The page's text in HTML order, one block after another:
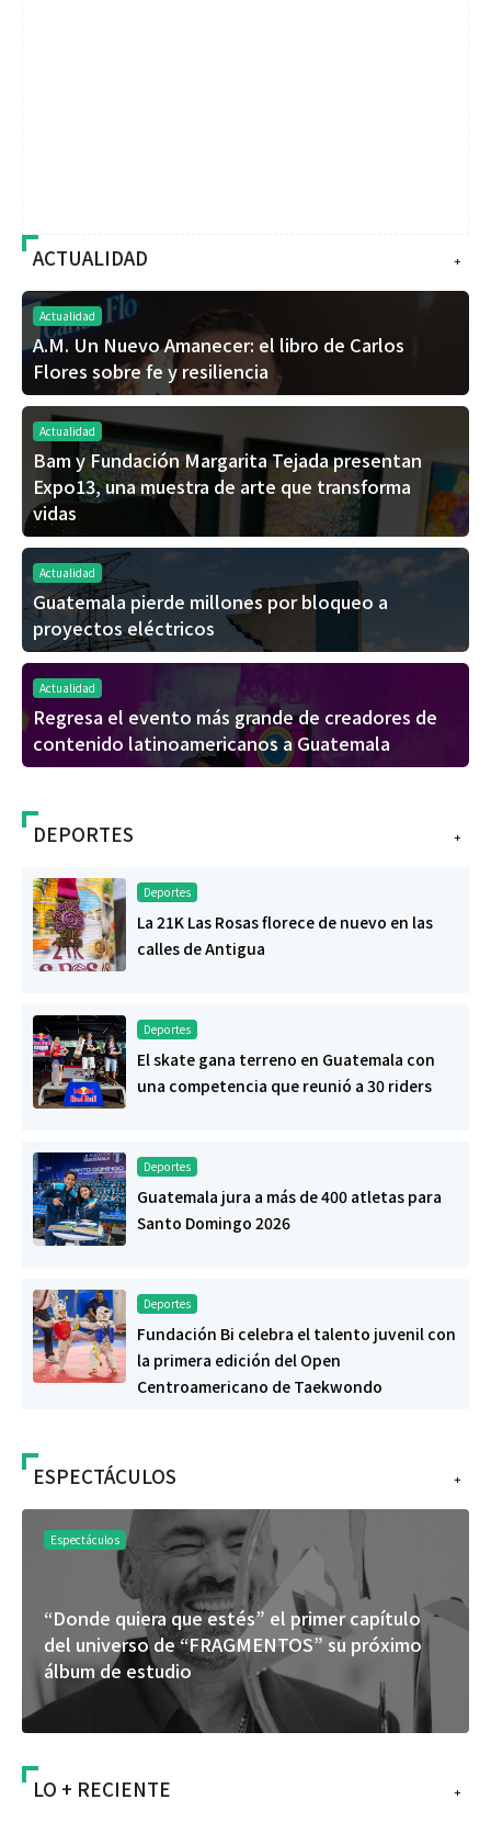
+
ACTUALIDAD
Actualidad
A.M. Un Nuevo Amanecer: el libro de Carlos
Flores sobre fe y resiliencia
Actualidad
Bam y Fundación Margarita Tejada presentan
Expo13, una muestra de arte que transforma
vidas
Actualidad
Guatemala pierde millones por bloqueo a
proyectos eléctricos
Actualidad
Regresa el evento más grande de creadores de
contenido latinoamericanos a Guatemala
+
DEPORTES
Deportes
La 21K Las Rosas florece de nuevo en las
calles de Antigua
Deportes
El skate gana terreno en Guatemala con
una competencia que reunió a 30 riders
Deportes
Guatemala jura a más de 400 atletas para
Santo Domingo 2026
Deportes
Fundación Bi celebra el talento juvenil con
la primera edición del Open
Centroamericano de Taekwondo
+
ESPECTÁCULOS
Espectáculos
“Donde quiera que estés” el primer capítulo
del universo de “FRAGMENTOS” su próximo
álbum de estudio
+
LO + RECIENTE